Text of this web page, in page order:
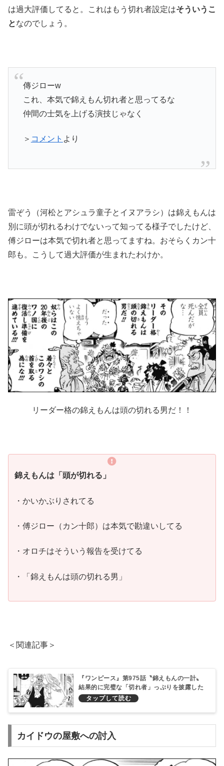
は過大評価してると。これはもう切れ者設定はそういうこ
となのでしょう。
傳ジローw
これ、本気で錦えもん切れ者と思ってるな
仲間の士気を上げる演技じゃなく
＞ コメント より
雷ぞう（河松とアシュラ童子とイヌアラシ）は錦えもんは
別に頭が切れるわけでないって知ってる様子でしたけど、
傅ジローは本気で切れ者と思ってますね。おそらくカン十
郎も。こうして過大評価が生まれたわけか。
リーダー格の錦えもんは頭の切れる男だ！！
錦えもんは「頭が切れる」
・かいかぶりされてる
・傅ジロー（カン十郎）は本気で勘違いしてる
・オロチはそういう報告を受けてる
・「錦えもんは頭の切れる男」
＜関連記事＞
『ワンピース』第975話〝錦えもんの一計〟
結果的に完璧な「切れ者」っぷりを披露した
し伏線ばっちりだ！
カイドウの屋敷への討入